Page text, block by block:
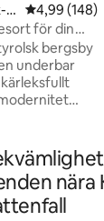
L
4,99 av 5 i
4,99 (148)
för din
bergsby
underbar
du kan alla
och
bara
kommer att
nära